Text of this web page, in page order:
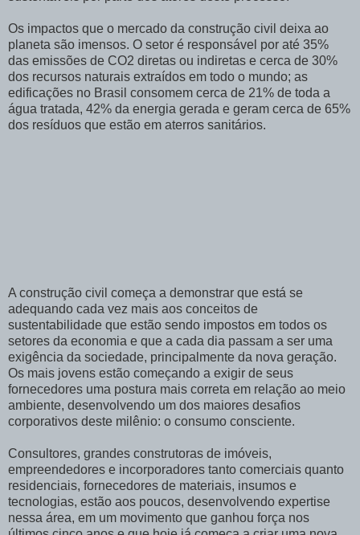
Os impactos que o mercado da construção civil deixa ao
planeta são imensos. O setor é responsável por até 35%
das emissões de CO2 diretas ou indiretas e cerca de 30%
dos recursos naturais extraídos em todo o mundo; as
edificações no Brasil consomem cerca de 21% de toda a
água tratada, 42% da energia gerada e geram cerca de 65%
dos resíduos que estão em aterros sanitários.
A construção civil começa a demonstrar que está se
adequando cada vez mais aos conceitos de
sustentabilidade que estão sendo impostos em todos os
setores da economia e que a cada dia passam a ser uma
exigência da sociedade, principalmente da nova geração.
Os mais jovens estão começando a exigir de seus
fornecedores uma postura mais correta em relação ao meio
ambiente, desenvolvendo um dos maiores desafios
corporativos deste milênio: o consumo consciente.
Consultores, grandes construtoras de imóveis,
empreendedores e incorporadores tanto comerciais quanto
residenciais, fornecedores de materiais, insumos e
tecnologias, estão aos poucos, desenvolvendo expertise
nessa área, em um movimento que ganhou força nos